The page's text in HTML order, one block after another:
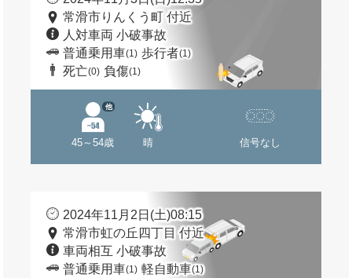
常滑市りんくう町 付近
人対車両 小破事故
普通乗用車(1) 歩行者(1)
死亡(0) 負傷(1)
45～54歳
他
晴 信号なし
2024年11月2日(土)08:15
常滑市虹の丘四丁目 付近
車両相互 小破事故
普通乗用車(1) 軽自動車(1)